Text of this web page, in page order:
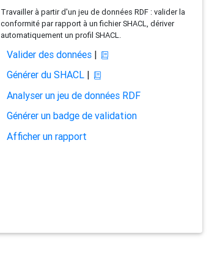
Travailler à partir d'un jeu de données RDF : valider la
conformité par rapport à un fichier SHACL, dériver
automatiquement un profil SHACL.
Valider des données|
Générer du SHACL|
Analyser un jeu de données RDF
Générer un badge de validation
Afficher un rapport